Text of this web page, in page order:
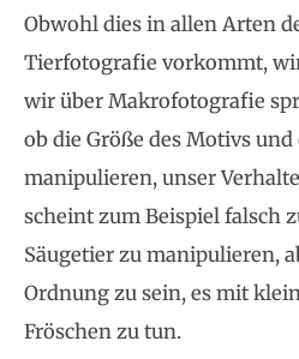
Obwohl dies in allen Arten
Tierfotografie vorkommt,
wir über Makrofotografie
ob die Größe des Motivs
manipulieren, unser
scheint zum Beispiel falsch
Säugetier zu manipulieren,
Ordnung zu sein, es mit
Fröschen zu tun.